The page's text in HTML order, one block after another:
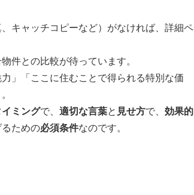
キャッチコピーなど）がなければ、詳細ペ
件との比較が待っています。
」「ここに住むことで得られる特別な価
ミングで、 適切な言葉と 見せ方で、 効果的
ための必須条件なのです。